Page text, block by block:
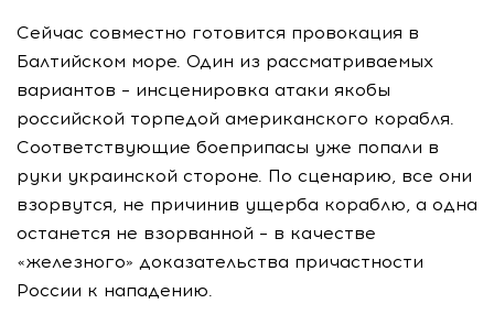
Сейчас совместно готовится провокация в
Балтийском море. Один из рассматриваемых
вариантов – инсценировка атаки якобы
российской торпедой американского корабля.
Соответствующие боеприпасы уже попали в
руки украинской стороне. По сценарию, все они
взорвутся, не причинив ущерба кораблю, а одна
останется не взорванной – в качестве
«железного» доказательства причастности
России к нападению.